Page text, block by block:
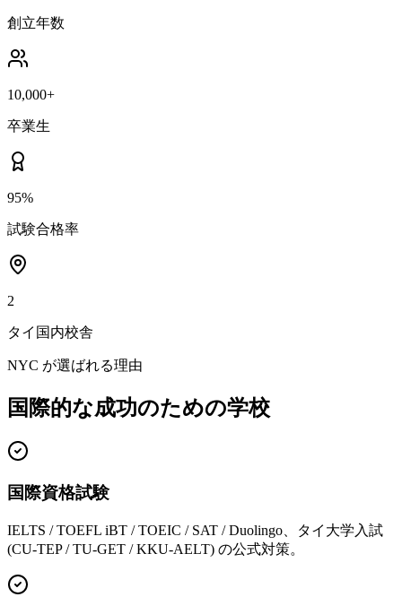
創立年数
10,000+
卒業生
95%
試験合格率
2
タイ国内校舎
NYC が選ばれる理由
国際的な成功のための学校
国際資格試験
IELTS / TOEFL iBT / TOEIC / SAT / Duolingo、タイ大学入試
(CU-TEP / TU-GET / KKU-AELT) の公式対策。